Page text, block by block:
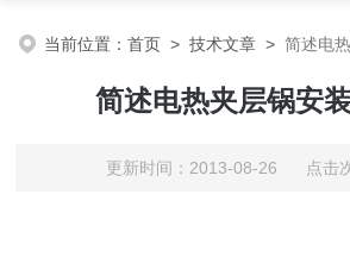
当前位置：首页 >技术文章 >简述电
简述电热夹层锅安
更新时间：2013-08-26 点击